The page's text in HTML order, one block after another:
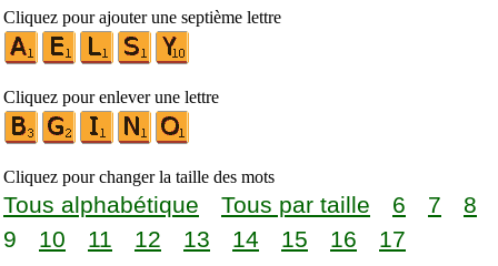
Cliquez pour ajouter une septième lettre
Cliquez pour enlever une lettre
Cliquez pour changer la taille des mots
Tous alphabétique Tous par taille 6 7
8
9
10 11 12 13 14 15 16 17